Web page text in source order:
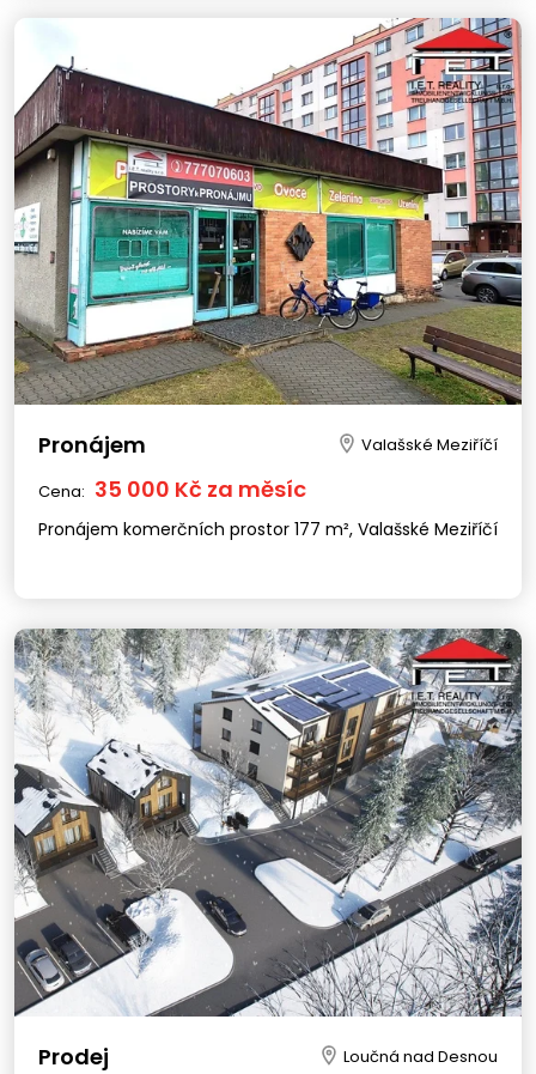
Pronájem Valašské Meziříčí
Cena: 35 000 Kč za měsíc
Pronájem komerčních prostor 177 m², Valašské Meziříčí
Prodej Loučná nad Desnou